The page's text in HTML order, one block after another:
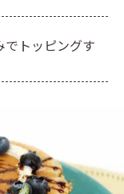
でトッピングす